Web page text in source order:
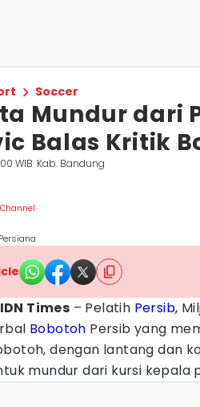
Soccer
Mundur dari
Balas Kritik
WIB Kab. Bandung
Channel
Times – Pelatih Persib,
Bobotoh Persib yang
dengan lantang dan
mundur dari kursi kepala